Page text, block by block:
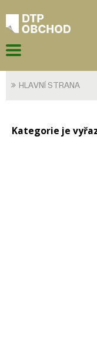
HLAVNÍ STRANA
Kategorie je